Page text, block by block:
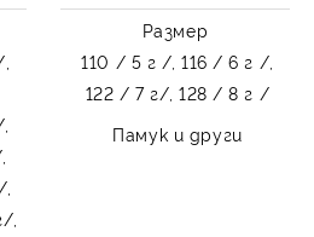
,
Размер
110 / 5 г /, 116 / 6 г /,
122 / 7 г/, 128 / 8 г /
Памук и други